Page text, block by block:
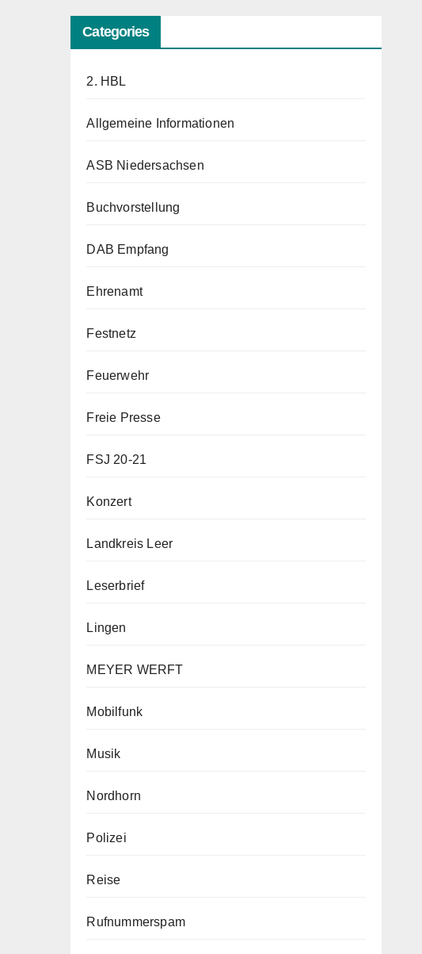
Categories
2. HBL
Allgemeine Informationen
ASB Niedersachsen
Buchvorstellung
DAB Empfang
Ehrenamt
Festnetz
Feuerwehr
Freie Presse
FSJ 20-21
Konzert
Landkreis Leer
Leserbrief
Lingen
MEYER WERFT
Mobilfunk
Musik
Nordhorn
Polizei
Reise
Rufnummerspam